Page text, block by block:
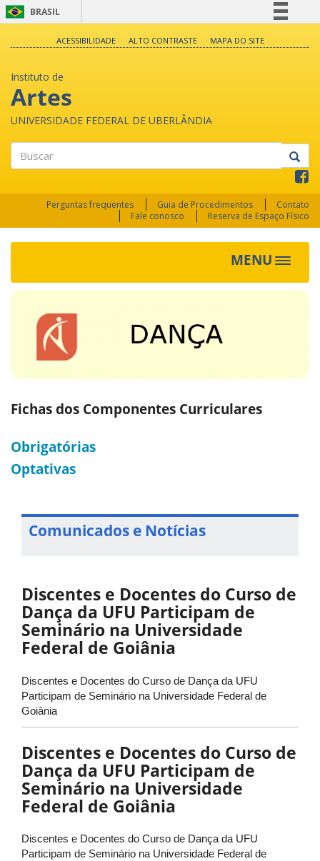
BRASIL
Legislação
Canais
ACESSIBILIDADE ALTO CONTRASTE MAPA DO SITE
Instituto de
Artes
UNIVERSIDADE FEDERAL DE UBERLÂNDIA
Perguntas frequentes Guia de Procedimentos
Contato
Fale conosco
Reserva de Espaço Físico
MENU
Toggle
Fichas dos Componentes Curriculares
Obrigatórias
Optativas
Comunicados e Notícias
Discentes e Docentes do Curso de
Dança da UFU Participam de
Seminário na Universidade
Federal de Goiânia
Discentes e Docentes do Curso de Dança da UFU
Participam de Seminário na Universidade Federal de
Goiânia
Discentes e Docentes do Curso de
Dança da UFU Participam de
Seminário na Universidade
Federal de Goiânia
Discentes e Docentes do Curso de Dança da UFU
Participam de Seminário na Universidade Federal de